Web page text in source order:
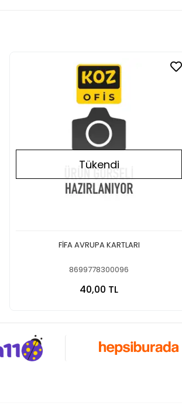
Tükendi
FİFA AVRUPA KARTLARI
8699778300096
40,00 TL